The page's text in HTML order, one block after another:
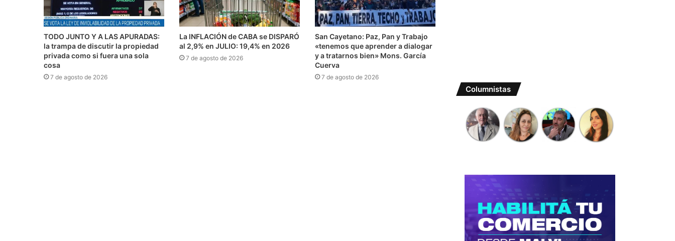
TODO JUNTO Y A LAS APURADAS:
la trampa de discutir la propiedad
privada como si fuera una sola
cosa
7 de agosto de 2026
La INFLACIÓN de CABA se DISPARÓ
al 2,9% en JULIO: 19,4% en 2026
7 de agosto de 2026
San Cayetano: Paz, Pan y Trabajo
«tenemos que aprender a dialogar
y a tratarnos bien» Mons. García
Cuerva
7 de agosto de 2026
Columnistas